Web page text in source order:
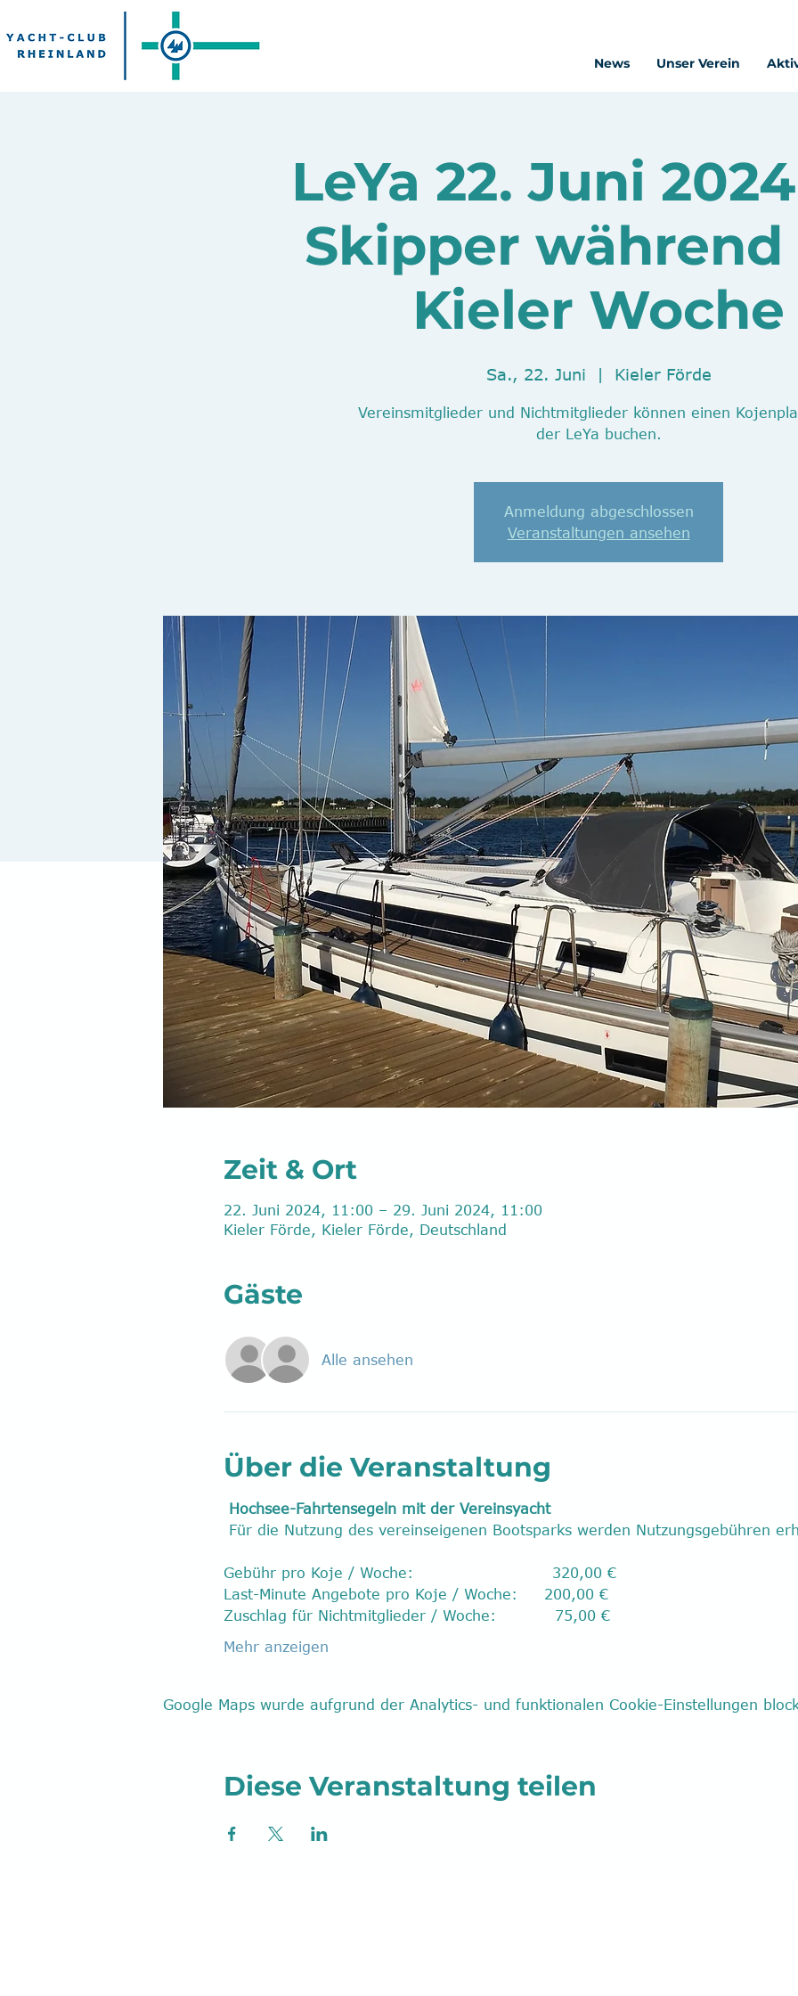
News Unser Verein
LeYa 22. Juni
Skipper während
Kieler Woche
Sa., 22. Juni
  |
Kieler Förde
Vereinsmitglieder und Nichtmitglieder können einen
Anmeldung abgeschlossen
Veranstaltungen ansehen
Zeit & Ort
22. Juni 2024, 11:00 – 29. Juni 2024, 11:00
Kieler Förde, Kieler Förde, Deutschland
Gäste
Alle ansehen
Über die Veranstaltung
Hochsee-Fahrtensegeln mit der Vereinsyacht
Für die Nutzung des vereinseigenen Bootsparks werden Nutzungsgebühren
Gebühr pro Koje / Woche:                          320,00 €
Last-Minute Angebote pro Koje / Woche:     200,00 €
Zuschlag für Nichtmitglieder / Woche:           75,00 €
Mehr anzeigen
Google Maps wurde aufgrund der Analytics- und funktionalen Cookie-Einstellungen
Diese Veranstaltung teilen